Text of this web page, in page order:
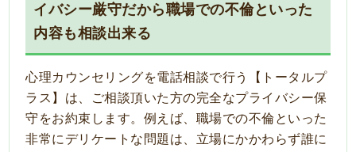
イバシー厳守だから職場での不倫といった
内容も相談出来る
心理カウンセリングを電話相談で行う【トータルプ
ラス】は、ご相談頂いた方の完全なプライバシー保
守をお約束します。例えば、 職場での不倫 といった
非常にデリケートな問題は、立場にかかわらず誰に